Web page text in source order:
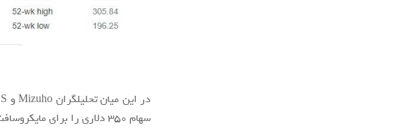
سهام ۳۵۰ دلاری را برای مایکروسافت هدف‌گذاری کردند.